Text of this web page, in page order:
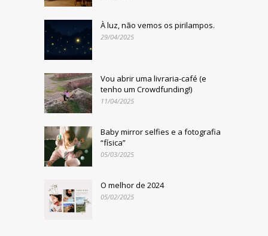
À luz, não vemos os pirilampos.
29/04/2025
Vou abrir uma livraria-café (e
tenho um Crowdfunding!)
11/04/2025
Baby mirror selfies e a fotografia
“física”
05/03/2025
O melhor de 2024
05/02/2025